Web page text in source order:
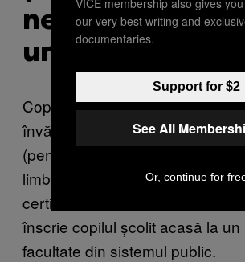
nevoie de o
umbrelă
Copiii sunt înscriși la o astfel de
învățământ, din SUA sau Marea
(pentru că engleza e cea mai
limbă), care le eliberează foi
certificate de absolvire,
înscrie copilul școlit acasă la un
facultate din sistemul public.
our very best writing and
documentaries.
Support for $2
See All
Or, continue for